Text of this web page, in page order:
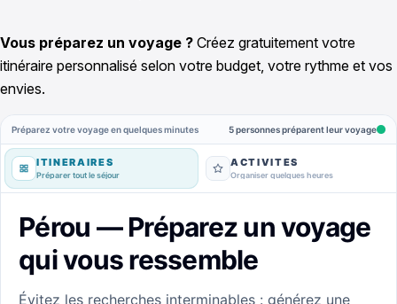
Vous préparez un voyage ? Créez gratuitement votre
itinéraire personnalisé selon votre budget, votre rythme et vos
envies.